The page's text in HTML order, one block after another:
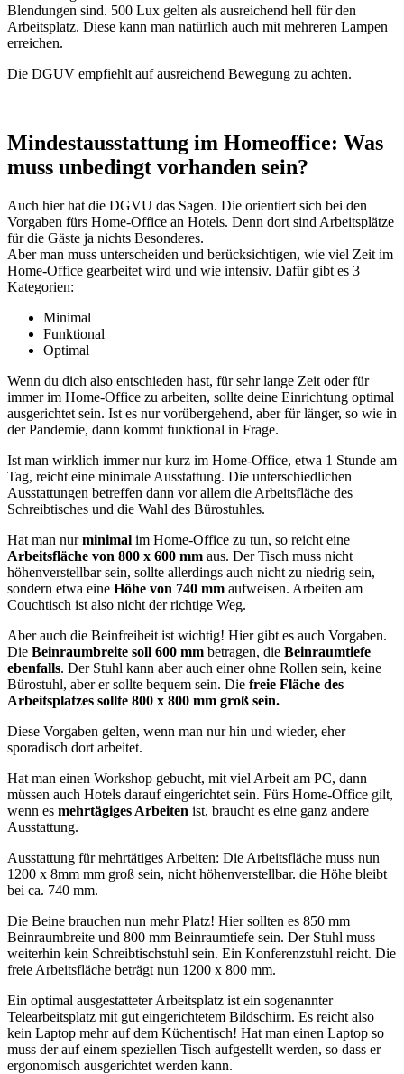
Blendungen sind. 500 Lux gelten als ausreichend hell für den
Arbeitsplatz. Diese kann man natürlich auch mit mehreren Lampen
erreichen.
Die DGUV empfiehlt auf ausreichend Bewegung zu achten.
Mindestausstattung im Homeoffice: Was
muss unbedingt vorhanden sein?
Auch hier hat die DGVU das Sagen. Die orientiert sich bei den
Vorgaben fürs Home-Office an Hotels. Denn dort sind Arbeitsplätze
für die Gäste ja nichts Besonderes.
Aber man muss unterscheiden und berücksichtigen, wie viel Zeit im
Home-Office gearbeitet wird und wie intensiv. Dafür gibt es 3
Kategorien:
Minimal
Funktional
Optimal
Wenn du dich also entschieden hast, für sehr lange Zeit oder für
immer im Home-Office zu arbeiten, sollte deine Einrichtung optimal
ausgerichtet sein. Ist es nur vorübergehend, aber für länger, so wie in
der Pandemie, dann kommt funktional in Frage.
Ist man wirklich immer nur kurz im Home-Office, etwa 1 Stunde am
Tag, reicht eine minimale Ausstattung. Die unterschiedlichen
Ausstattungen betreffen dann vor allem die Arbeitsfläche des
Schreibtisches und die Wahl des Bürostuhles.
Hat man nurminimal im Home-Office zu tun, so reicht eine
Arbeitsfläche von 800 x 600 mm aus. Der Tisch muss nicht
höhenverstellbar sein, sollte allerdings auch nicht zu niedrig sein,
sondern etwa eine Höhe von 740 mm aufweisen. Arbeiten am
Couchtisch ist also nicht der richtige Weg.
Aber auch die Beinfreiheit ist wichtig! Hier gibt es auch Vorgaben.
Die Beinraumbreite soll 600 mm betragen, die Beinraumtiefe
ebenfalls. Der Stuhl kann aber auch einer ohne Rollen sein, keine
Bürostuhl, aber er sollte bequem sein. Die freie Fläche des
Arbeitsplatzes sollte 800 x 800 mm groß sein.
Diese Vorgaben gelten, wenn man nur hin und wieder, eher
sporadisch dort arbeitet.
Hat man einen Workshop gebucht, mit viel Arbeit am PC, dann
müssen auch Hotels darauf eingerichtet sein. Fürs Home-Office gilt,
wenn es mehrtägiges Arbeiten ist, braucht es eine ganz andere
Ausstattung.
Ausstattung für mehrtätiges Arbeiten: Die Arbeitsfläche muss nun
1200 x 8mm mm groß sein, nicht höhenverstellbar. die Höhe bleibt
bei ca. 740 mm.
Die Beine brauchen nun mehr Platz! Hier sollten es 850 mm
Beinraumbreite und 800 mm Beinraumtiefe sein. Der Stuhl muss
weiterhin kein Schreibtischstuhl sein. Ein Konferenzstuhl reicht. Die
freie Arbeitsfläche beträgt nun 1200 x 800 mm.
Ein optimal ausgestatteter Arbeitsplatz ist ein sogenannter
Telearbeitsplatz mit gut eingerichtetem Bildschirm. Es reicht also
kein Laptop mehr auf dem Küchentisch! Hat man einen Laptop so
muss der auf einem speziellen Tisch aufgestellt werden, so dass er
ergonomisch ausgerichtet werden kann.